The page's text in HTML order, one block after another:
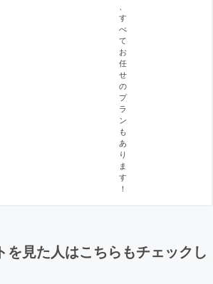
、
す
べ
て
お
任
せ
の
プ
ラ
ン
も
あ
り
ま
す
！
を見た人はこちらもチェックし